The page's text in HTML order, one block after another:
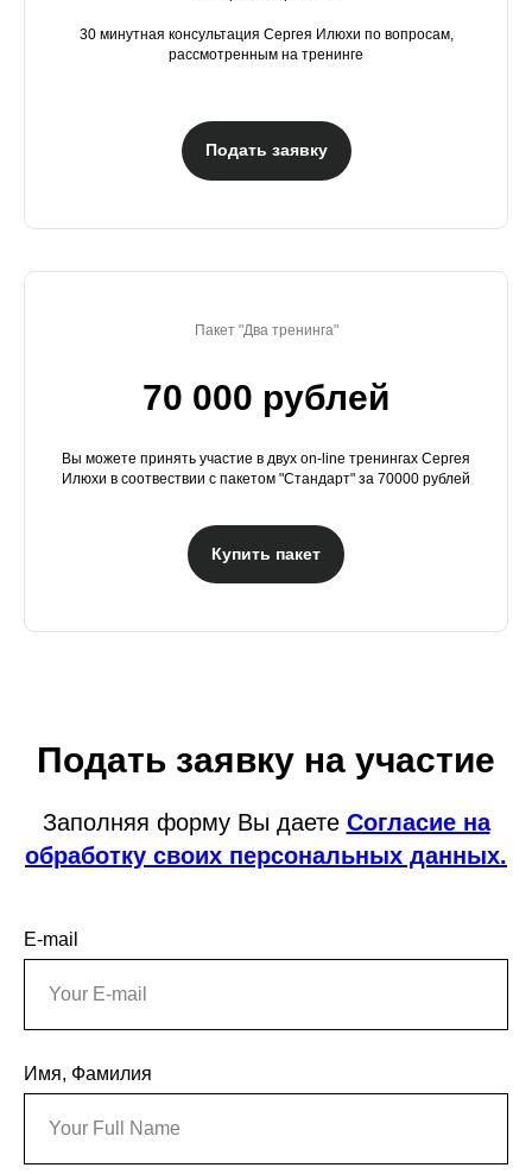
30 минутная консультация Сергея Илюхи по вопросам,
рассмотренным на тренинге
Подать заявку
Пакет "Два тренинга"
70 000 рублей
Вы можете принять участие в двух on-line тренингах Сергея
Илюхи в соотвествии с пакетом "Стандарт" за 70000 рублей
Купить пакет
Подать заявку на участие
Заполняя форму Вы даете Согласие на
обработку своих персональных данных.
E-mail
Имя, Фамилия